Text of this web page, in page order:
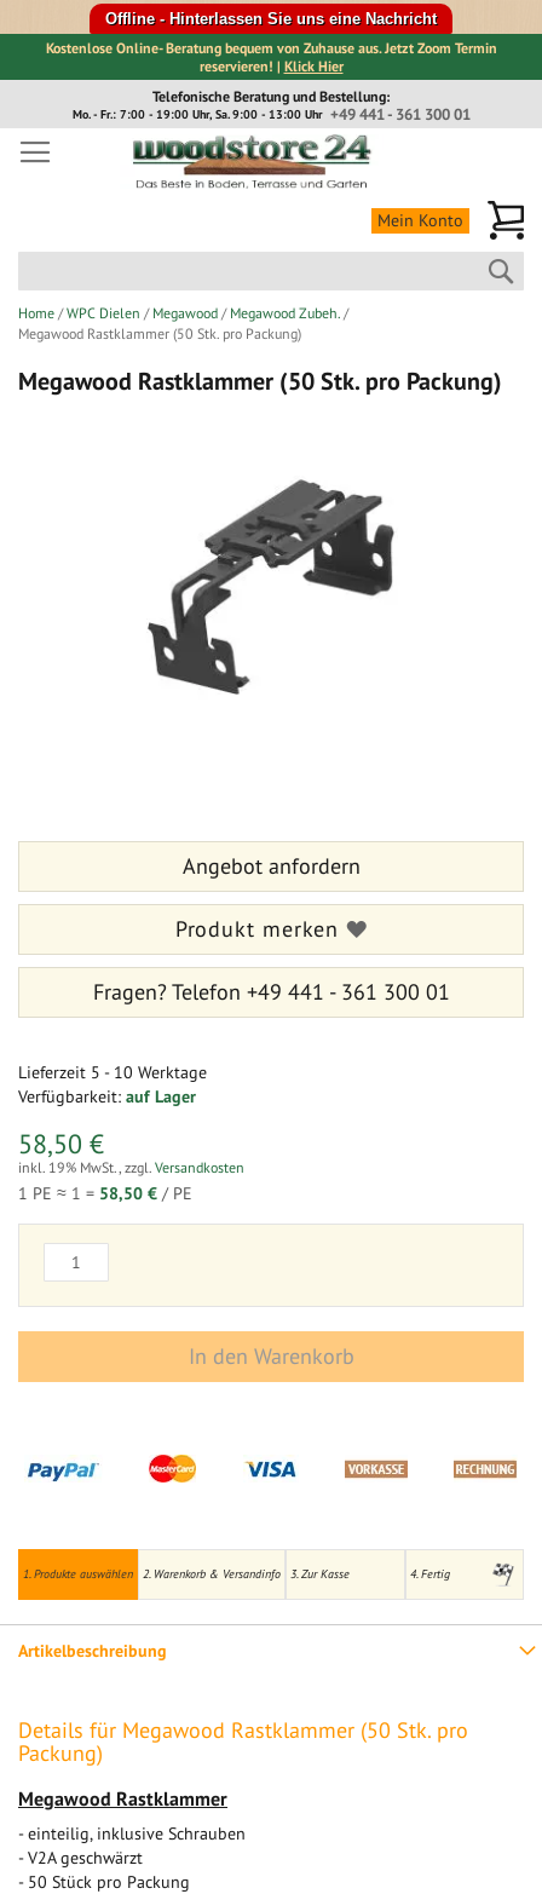
Offline - Hinterlassen Sie uns eine Nachricht
Kostenlose Online- Beratung bequem von Zuhause aus. Jetzt Zoom Termin
reservieren! | Klick Hier
Inhalt
Telefonische Beratung und Bestellung:
+49 441 - 361 300 01
Mo. - Fr.: 7:00 - 19:00 Uhr, Sa. 9:00 - 13:00 Uhr
Mein Konto
Home WPC Dielen Megawood
Megawood Zubeh.
Megawood Rastklammer (50 Stk. pro Packung)
1. Produkte auswählen 2. Warenkorb & Versandinfo 3. Zur Kasse 4. Fertig
Megawood Rastklammer (50 Stk. pro Packung)
Lieferzeit 5 - 10 Werktage
Verfügbarkeit: auf Lager
58,50 €
inkl. 19% MwSt. zzgl. Versandkosten
1 PE ≈ 1 = 58,50 € / PE
In den Warenkorb
Bildergalerie
Angebot anfordern
Produkt merken
Fragen?Telefon +49 441 - 361 300 01
Artikelbeschreibung
Details für Megawood Rastklammer (50 Stk. pro
Packung)
Megawood Rastklammer
- einteilig, inklusive Schrauben
- V2A geschwärzt
- 50 Stück pro Packung